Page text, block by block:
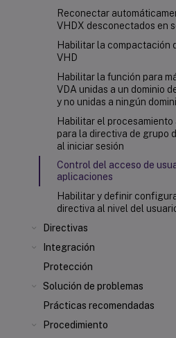
Reconectar
VHDX desconectados en
Habilitar la compactación
VHD
Habilitar la función para
VDA unidas a un dominio
y no unidas a ningún
Habilitar el procesamiento
para la directiva de grupo
al iniciar sesión
Control del acceso de
aplicaciones
Habilitar y definir
directiva al nivel del
Directivas
Integración
Protección
Solución de problemas
Prácticas recomendadas
Procedimiento